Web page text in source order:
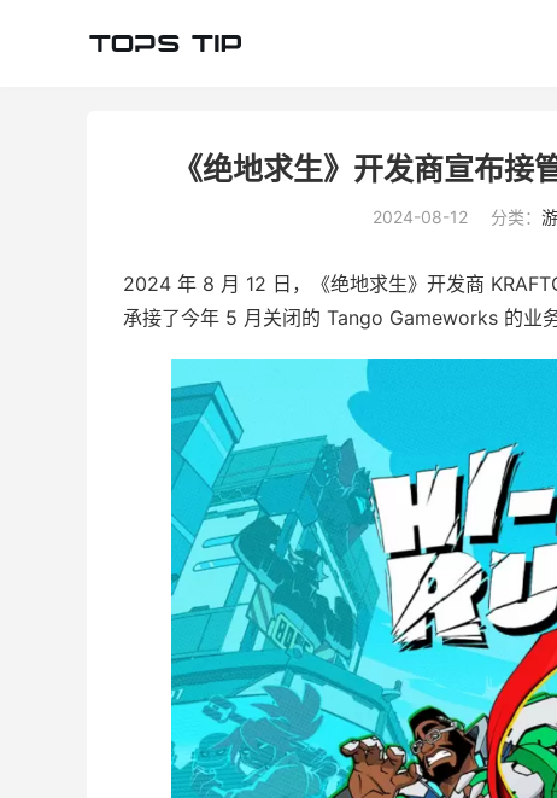
《绝地求生》开发商宣布
2024-08-12 分类：
2024 年 8 月 12 日，《绝地求生》开发商
承接了今年 5 月关闭的 Tango Gameworks 的业